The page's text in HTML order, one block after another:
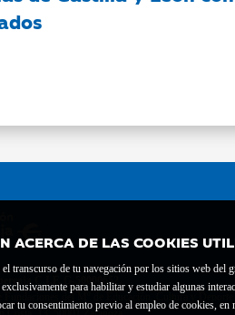
ACERCA DE LAS COOKIES
transcurso de tu navegación por los sitios web del
para habilitar y estudiar algunas
tu consentimiento previo al empleo de cookies, en
C.I.F. G-50000652.
Fundaciones del Mº de Educación, Cultura y Deporte